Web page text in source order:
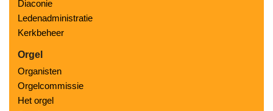
Diaconie
Ledenadministratie
Kerkbeheer
Orgel
Organisten
Orgelcommissie
Het orgel